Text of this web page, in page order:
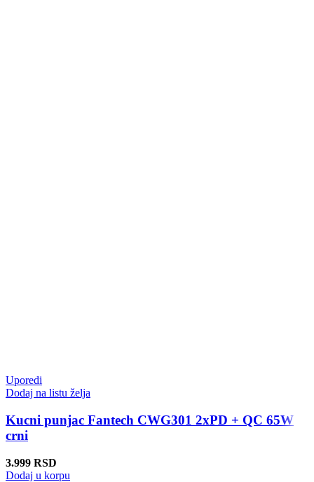
Uporedi
Dodaj na listu želja
Kucni punjac Fantech CWG301 2xPD + QC 65W
crni
3.999 RSD
Dodaj u korpu